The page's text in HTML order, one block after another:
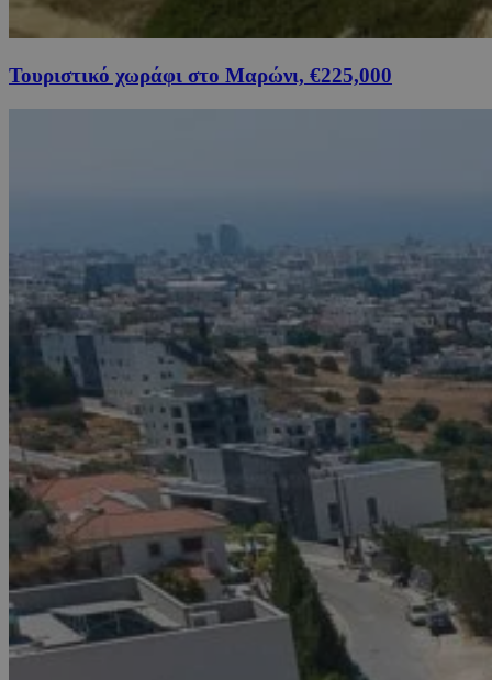
Τουριστικό χωράφι στο Μαρώνι, €225,000